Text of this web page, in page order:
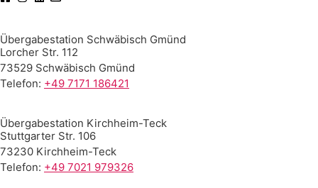
Übergabestation Schwäbisch Gmünd
Lorcher Str. 112
73529 Schwäbisch Gmünd
Telefon: +49 7171 186421
Übergabestation Kirchheim-Teck
Stuttgarter Str. 106
73230 Kirchheim-Teck
Telefon: +49 7021 979326